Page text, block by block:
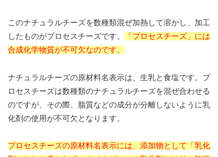
このナチュラルチーズを数種類混ぜ加熱して溶かし、加工
したものがプロセスチーズです。
「プロセスチーズ」には
合成化学物質が不可欠なのです。
ナチュラルチーズの原材料名表示は、生乳と食塩です。プ
ロセスチーズは数種類のナチュラルチーズを混ぜ合わせる
のですが、その際、脂質などの成分が分離しないように乳
化剤の使用が不可欠となります。
プロセスチーズの原材料名表示には、添加物として「乳化